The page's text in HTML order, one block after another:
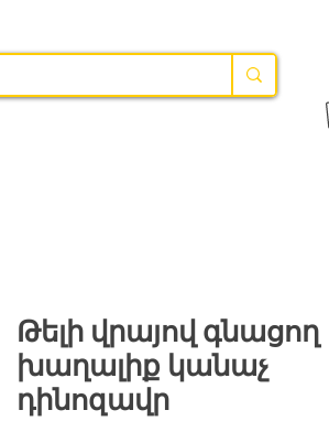
Թելի վրայով գնացող
խաղալիք կանաչ
դինոզավր